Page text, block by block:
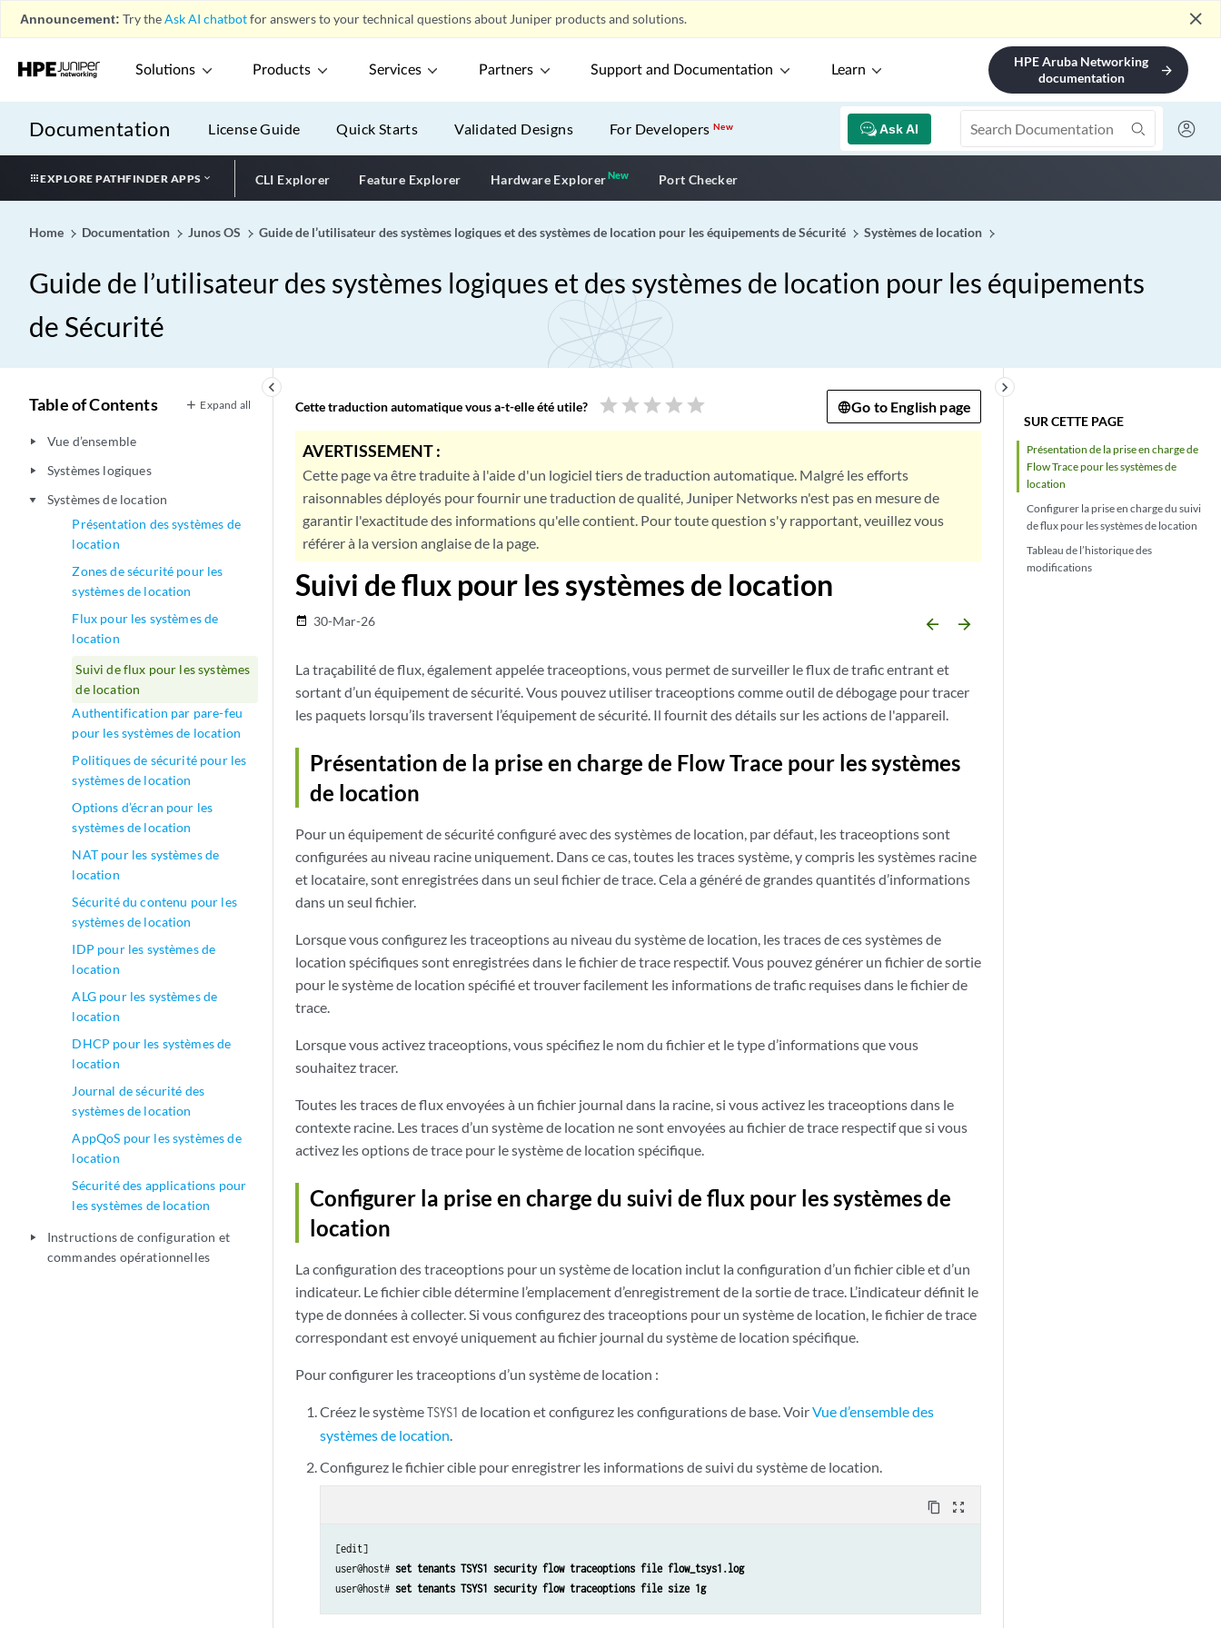
Announcement: Try theAsk AI chatbotfor answers to your technical questions about Juniper products and solutions. close
Solutions Products Services Partners Support and Documentation Learn
HPE Aruba Networking
documentation
arrow_forward
Documentation Ask AI
License Guide Quick Starts Validated Designs For DevelopersNew
EXPLORE PATHFINDER APPS CLI Explorer Feature Explorer Hardware ExplorerNewNew application
Port Checker
Home Documentation Junos OS Guide de l’utilisateur des systèmes logiques et des systèmes de location pour les équipements de Sécurité Systèmes de location
Guide de l’utilisateur des systèmes logiques et des systèmes de location pour les équipements
de Sécurité
keyboard_arrow_left
Table of Contents Expand all
play_arrow Vue d’ensemble
play_arrow Systèmes logiques
play_arrow
Systèmes de location
Présentation des systèmes de
location
Zones de sécurité pour les
systèmes de location
Flux pour les systèmes de
location
Suivi de flux pour les systèmes
de location
Authentification par pare-feu
pour les systèmes de location
Politiques de sécurité pour les
systèmes de location
Options d’écran pour les
systèmes de location
NAT pour les systèmes de
location
Sécurité du contenu pour les
systèmes de location
IDP pour les systèmes de
location
ALG pour les systèmes de
location
DHCP pour les systèmes de
location
Journal de sécurité des
systèmes de location
AppQoS pour les systèmes de
location
Sécurité des applications pour
les systèmes de location
play_arrow
Instructions de configuration et
commandes opérationnelles
SUR CETTE PAGE
Présentation de la prise en charge de
Flow Trace pour les systèmes de
location
Configurer la prise en charge du suivi
de flux pour les systèmes de location
Tableau de l’historique des
modifications
keyboard_arrow_right
Cette traduction automatique vous a-t-elle été utile? star star star star star Go to English page
AVERTISSEMENT :
Cette page va être traduite à l'aide d'un logiciel tiers de traduction automatique. Malgré les efforts
raisonnables déployés pour fournir une traduction de qualité, Juniper Networks n'est pas en mesure de
garantir l'exactitude des informations qu'elle contient. Pour toute question s'y rapportant, veuillez vous
référer à la version anglaise de la page.
Suivi de flux pour les systèmes de location
date_range 30-Mar-26 arrow_backward arrow_forward
La traçabilité de flux, également appelée traceoptions, vous permet de surveiller le flux de trafic entrant et
sortant d’un équipement de sécurité. Vous pouvez utiliser traceoptions comme outil de débogage pour tracer
les paquets lorsqu’ils traversent l’équipement de sécurité. Il fournit des détails sur les actions de l'appareil.
Présentation de la prise en charge de Flow Trace pour les systèmes
de location
Pour un équipement de sécurité configuré avec des systèmes de location, par défaut, les traceoptions sont
configurées au niveau racine uniquement. Dans ce cas, toutes les traces système, y compris les systèmes racine
et locataire, sont enregistrées dans un seul fichier de trace. Cela a généré de grandes quantités d’informations
dans un seul fichier.
Lorsque vous configurez les traceoptions au niveau du système de location, les traces de ces systèmes de
location spécifiques sont enregistrées dans le fichier de trace respectif. Vous pouvez générer un fichier de sortie
pour le système de location spécifié et trouver facilement les informations de trafic requises dans le fichier de
trace.
Lorsque vous activez traceoptions, vous spécifiez le nom du fichier et le type d’informations que vous
souhaitez tracer.
Toutes les traces de flux envoyées à un fichier journal dans la racine, si vous activez les traceoptions dans le
contexte racine. Les traces d’un système de location ne sont envoyées au fichier de trace respectif que si vous
activez les options de trace pour le système de location spécifique.
Configurer la prise en charge du suivi de flux pour les systèmes de
location
La configuration des traceoptions pour un système de location inclut la configuration d’un fichier cible et d’un
indicateur. Le fichier cible détermine l’emplacement d’enregistrement de la sortie de trace. L’indicateur définit le
type de données à collecter. Si vous configurez des traceoptions pour un système de location, le fichier de trace
correspondant est envoyé uniquement au fichier journal du système de location spécifique.
Pour configurer les traceoptions d’un système de location :
Créez le systèmeTSYS1 de location et configurez les configurations de base. VoirVue d’ensemble des
systèmes de location.
Configurez le fichier cible pour enregistrer les informations de suivi du système de location.
content_copy zoom_out_map
[edit]
user@host# set tenants TSYS1 security flow traceoptions file flow_tsys1.log
user@host# set tenants TSYS1 security flow traceoptions file size 1g